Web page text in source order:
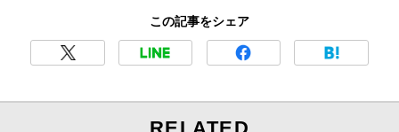
この記事をシェア